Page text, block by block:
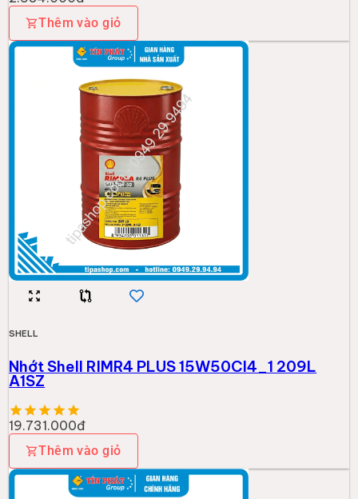
SHELL
Nhớt Shell RIMR4 PLUS 15W50CI4_1 209L
A1SZ
19.731.000đ
Thêm vào giỏ
SHELL
Nhớt Shell Rimula R4 X 15W40 CI4 4L